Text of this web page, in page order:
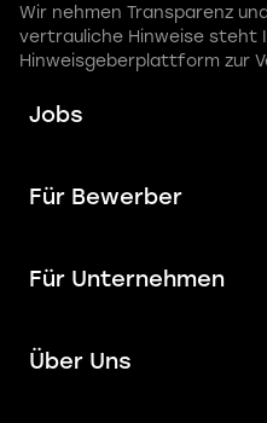
Wir nehmen Transparenz
vertrauliche Hinweise steht
Hinweisgeberplattform zur
Jobs
Für Bewerber
Für Unternehmen
Über Uns